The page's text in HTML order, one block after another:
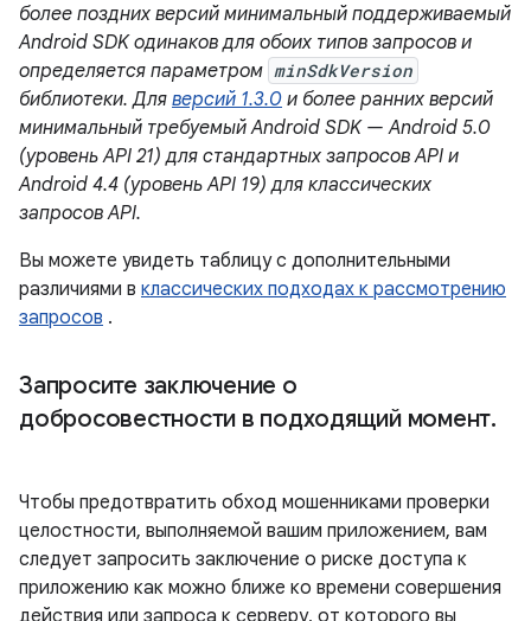
более поздних версий минимальный поддерживаемый
Android SDK одинаков для обоих типов запросов и
определяется параметром minSdkVersion
библиотеки. Для версий 1.3.0 и более ранних версий
минимальный требуемый Android SDK — Android 5.0
(уровень API 21) для стандартных запросов API и
Android 4.4 (уровень API 19) для классических
запросов API.
Вы можете увидеть таблицу с дополнительными
различиями в классических подходах к рассмотрению
запросов .
Запросите заключение о
добросовестности в подходящий момент.
Чтобы предотвратить обход мошенниками проверки
целостности, выполняемой вашим приложением, вам
следует запросить заключение о риске доступа к
приложению как можно ближе ко времени совершения